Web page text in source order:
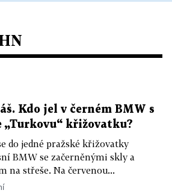
Kdo jel v černém BMW s
„Turkovu“ křižovatku?
do jedné pražské křižovatky
BMW se začerněnými skly a
na střeše. Na červenou...